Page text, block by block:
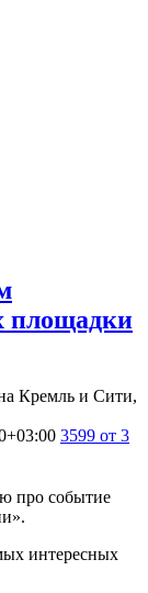
площадки
Кремль и Сити,
3599 от 3
про событие
интересных